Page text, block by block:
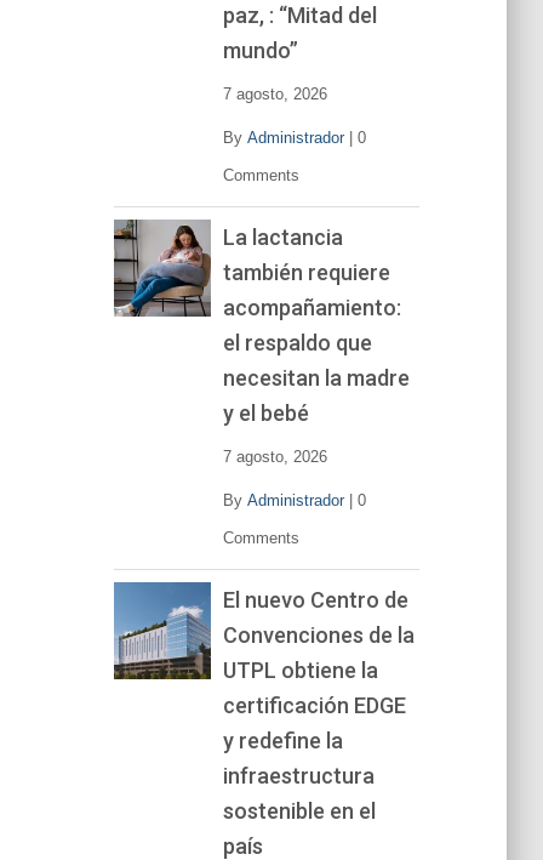
paz, : “Mitad del
mundo”
7 agosto, 2026
By Administrador| 0
Comments
La lactancia
también requiere
acompañamiento:
el respaldo que
necesitan la madre
y el bebé
7 agosto, 2026
By Administrador| 0
Comments
El nuevo Centro de
Convenciones de la
UTPL obtiene la
certificación EDGE
y redefine la
infraestructura
sostenible en el
país